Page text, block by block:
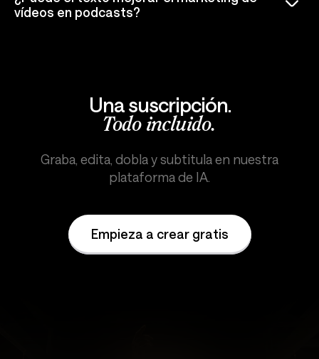
vídeos en podcasts?
Una suscripción.
Todo incluido.
Graba, edita, dobla y subtitula en nuestra
plataforma de IA.
Empieza a crear gratis